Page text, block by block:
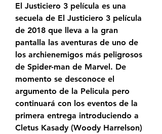
El Justiciero 3 película es una
secuela de El Justiciero 3 película
de 2018 que lleva a la gran
pantalla las aventuras de uno de
los archienemigos más peligrosos
de Spider-man de Marvel. De
momento se desconoce el
argumento de la Pelicula pero
continuará con los eventos de la
primera entrega introduciendo a
Cletus Kasady (Woody Harrelson)